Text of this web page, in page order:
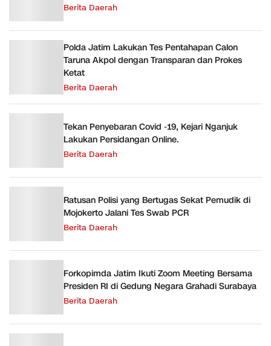
Berita Daerah
Polda Jatim Lakukan Tes Pentahapan Calon
Taruna Akpol dengan Transparan dan Prokes
Ketat
Berita Daerah
Tekan Penyebaran Covid -19, Kejari Nganjuk
Lakukan Persidangan Online.
Berita Daerah
Ratusan Polisi yang Bertugas Sekat Pemudik di
Mojokerto Jalani Tes Swab PCR
Berita Daerah
Forkopimda Jatim Ikuti Zoom Meeting Bersama
Presiden RI di Gedung Negara Grahadi Surabaya
Berita Daerah